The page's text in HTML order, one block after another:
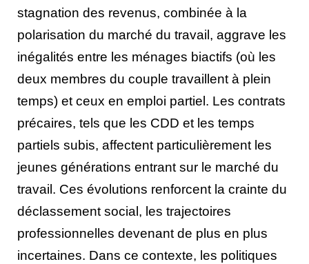
stagnation des revenus, combinée à la
polarisation du marché du travail, aggrave les
inégalités entre les ménages biactifs (où les
deux membres du couple travaillent à plein
temps) et ceux en emploi partiel. Les contrats
précaires, tels que les CDD et les temps
partiels subis, affectent particulièrement les
jeunes générations entrant sur le marché du
travail. Ces évolutions renforcent la crainte du
déclassement social, les trajectoires
professionnelles devenant de plus en plus
incertaines. Dans ce contexte, les politiques